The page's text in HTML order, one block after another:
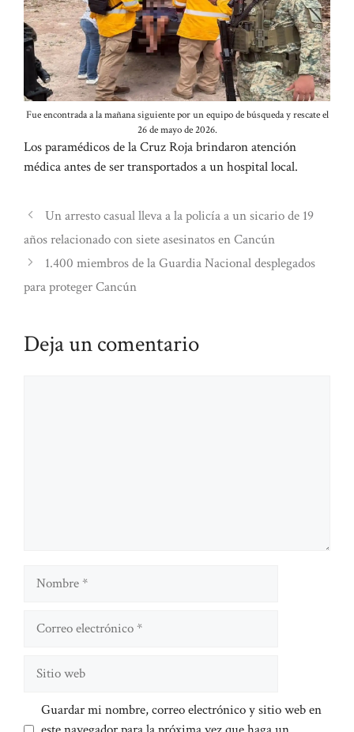
Fue encontrada a la mañana siguiente por un equipo de búsqueda y rescate el
26 de mayo de 2026.
Los paramédicos de la Cruz Roja brindaron atención
médica antes de ser transportados a un hospital local.
Un arresto casual lleva a la policía a un sicario de 19
años relacionado con siete asesinatos en Cancún
1.400 miembros de la Guardia Nacional desplegados
para proteger Cancún
Deja un comentario
Nombre
Guardar mi nombre, correo electrónico y sitio web en